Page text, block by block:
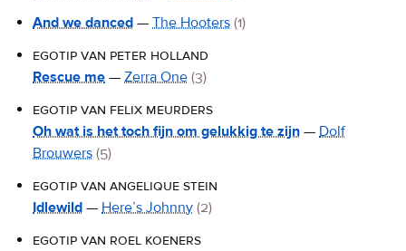
And we danced — The Hooters (1)
egotip van peter holland
Rescue me — Zerra One (3)
egotip van felix meurders
Oh wat is het toch fijn om gelukkig te zijn — Dolf
Brouwers (5)
egotip van angelique stein
Idlewild — Here’s Johnny (2)
egotip van roel koeners